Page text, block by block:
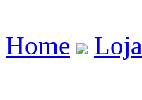
Home
Loja